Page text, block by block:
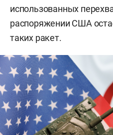
использованных
распоряжении США
таких ракет.